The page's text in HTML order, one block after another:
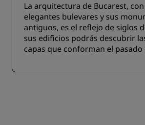
La arquitectura de Bucarest,
elegantes bulevares y sus
antiguos, es el reflejo de siglos
sus edificios podrás descubrir
capas que conforman el pasado